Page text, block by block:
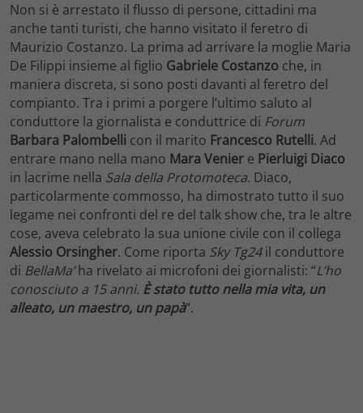
Non si è arrestato il flusso di persone, cittadini ma
anche tanti turisti, che hanno visitato il feretro di
Maurizio Costanzo. La prima ad arrivare la moglie Maria
De Filippi insieme al figlio Gabriele Costanzo che, in
maniera discreta, si sono posti davanti al feretro del
compianto. Tra i primi a porgere l’ultimo saluto al
conduttore la giornalista e conduttrice di Forum
Barbara Palombelli con il marito Francesco Rutelli. Ad
entrare mano nella mano Mara Venier e Pierluigi Diaco
in lacrime nella Sala della Protomoteca. Diaco,
particolarmente commosso, ha dimostrato tutto il suo
legame nei confronti del re del talk show che, tra le altre
cose, aveva celebrato la sua unione civile con il collega
Alessio Orsingher. Come riporta Sky Tg24il conduttore
di BellaMa’ha rivelato ai microfoni dei giornalisti: “L’ho
conosciuto a 15 anni. È stato tutto nella mia vita, un
alleato, un maestro, un papà“.